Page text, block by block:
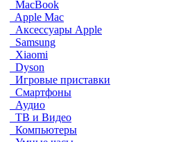
MacBook
Apple Mac
Аксессуары Apple
Samsung
Xiaomi
Dyson
Игровые приставки
Смартфоны
Аудио
ТВ и Видео
Компьютеры